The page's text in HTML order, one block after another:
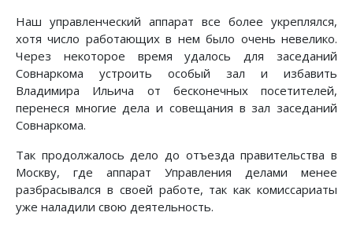
Наш управленческий аппарат все более укреплялся,
хотя число работающих в нем было очень невелико.
Через некоторое время удалось для заседаний
Совнаркома устроить особый зал и избавить
Владимира Ильича от бесконечных посетителей,
перенеся многие дела и совещания в зал заседаний
Совнаркома.
Так продолжалось дело до отъезда правительства в
Москву, где аппарат Управления делами менее
разбрасывался в своей работе, так как комиссариаты
уже наладили свою деятельность.